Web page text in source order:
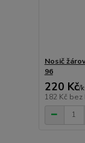
Nosič
96
220 Kč/
182 Kč bez